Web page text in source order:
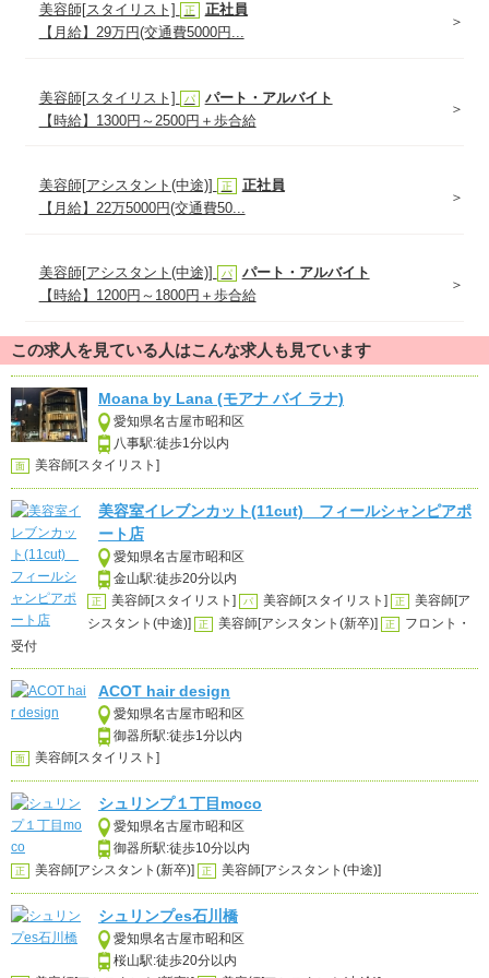
美容師[スタイリスト] 正
正社員
【月給】29万円(交通費5000円...
美容師[スタイリスト] パ
パート・アルバイト
【時給】1300円～2500円＋歩合給
美容師[アシスタント(中途)] 正
正社員
【月給】22万5000円(交通費50...
美容師[アシスタント(中途)] パ
パート・アルバイト
【時給】1200円～1800円＋歩合給
この求人を見ている人はこんな求人も見ています
Moana by Lana (モアナ バイ ラナ)
愛知県名古屋市昭和区
八事駅:徒歩1分以内
面 美容師[スタイリスト]
美容室イレブンカット(11cut) フィールシャンピアポ
ート店
愛知県名古屋市昭和区
金山駅:徒歩20分以内
正 美容師[スタイリスト] パ 美容師[スタイリスト] 正
美容師[ア
シスタント(中途)]
正 美容師[アシスタント(新卒)] 正
フロント・
受付
ACOT hair design
愛知県名古屋市昭和区
御器所駅:徒歩1分以内
面 美容師[スタイリスト]
シュリンプ１丁目moco
愛知県名古屋市昭和区
御器所駅:徒歩10分以内
正 美容師[アシスタント(新卒)] 正 美容師[アシスタント(中途)]
シュリンプes石川橋
愛知県名古屋市昭和区
桜山駅:徒歩20分以内